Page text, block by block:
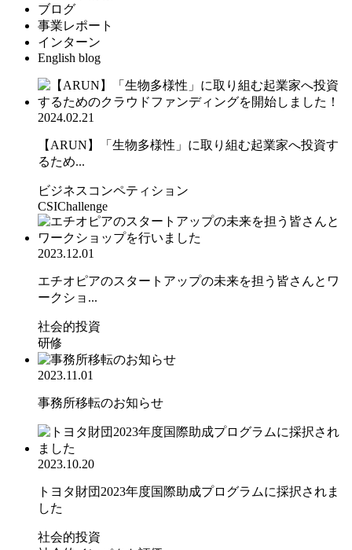
ブログ
事業レポート
インターン
English blog
2024.02.21
【ARUN】「生物多様性」に取り組む起業家へ投資す
るため...
ビジネスコンペティション
CSIChallenge
2023.12.01
エチオピアのスタートアップの未来を担う皆さんとワ
ークショ...
社会的投資
研修
2023.11.01
事務所移転のお知らせ
2023.10.20
トヨタ財団2023年度国際助成プログラムに採択されま
した
社会的投資